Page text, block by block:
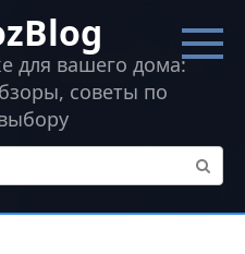
для вашего дома:
советы по